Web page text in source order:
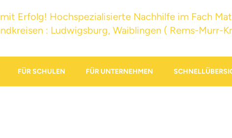
– Nachhilfe mit Erfolg!
FÜR SCHULEN FÜR UNTERNEHMEN